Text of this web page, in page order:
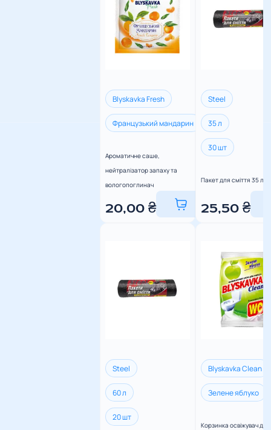
Blyskavka Fresh
Французький мандарин Королівський
Ароматичне саше,
нейтралізатор запаху та
вологопоглинач
20,00₴
Steel
35 л
30 шт
Пакет для сміття 35 л /
25,50 ₴
Steel
60 л
20 шт
Blyskavka Clean
Зелене яблуко
Корзинка освіжувач для